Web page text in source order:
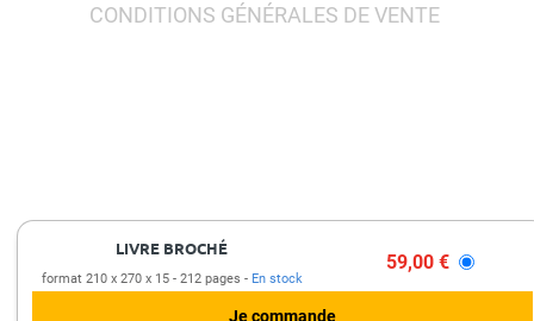
LIVRE BROCHÉ
format 210 x 270 x 15 212 pages En stock
59,00 €
CONDITIONS GÉNÉRALES DE VENTE